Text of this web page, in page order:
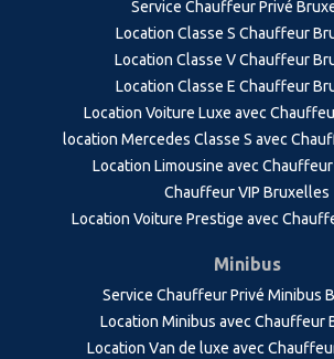
Service Chauffeur Privé
Location Classe S Chauffeur
Location Classe V Chauffeur
Location Classe E Chauffeur
Location Voiture Luxe avec
location Mercedes Classe S avec
Location Limousine avec
Chauffeur VIP Bruxelles
Location Voiture Prestige avec
Minibus
Service Chauffeur Privé Minibus
Location Minibus avec Chauffeur
Location Van de luxe avec